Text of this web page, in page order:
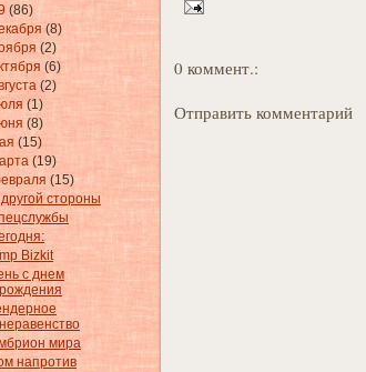
(86)
(8)
(2)
(6)
(2)
(1)
(8)
(15)
(19)
(15)
стороны
Bizkit
с днем
рождения
неравенство
мира
напротив
0 коммент.:
Отправить комментарий